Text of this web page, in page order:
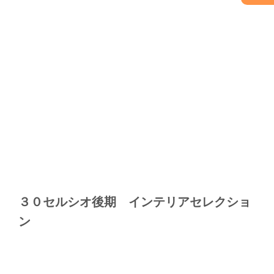
３０セルシオ後期 インテリアセレクショ
ン